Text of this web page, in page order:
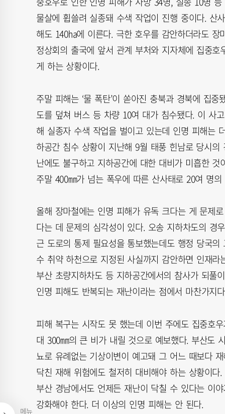
메뉴
물살에 휩쓸려 실종돼 수색 작업이 진행 중이다. 산
해도 140㏊에 이른다. 극한 호우를 감안하더라도
정상회의 출국에 앞서 관계 부처와 지자체에 집중
게 하는 상황이다.
주말 피해는 ‘물 폭탄’이 쏟아진 충북과 경북에 집
도를 덮쳐 버스 등 차량 10여 대가 침수됐다. 이 사
해 실종자 수색 작업을 벌이고 있는데 인명 피해는
하공간 침수 상황이 지난해 9월 태풍 힌남로 당시
난에도 불구하고 지하공간에 대한 대비가 미흡한
주말 400㎜가 넘는 폭우에 따른 산사태로 20여 명
올해 장마철에는 인명 피해가 유독 크다는 게 문제
다는 데 문제의 심각성이 있다. 오송 지하차도의 경
근 도로의 통제 필요성을 통보했는데도 행정 당국
수 취약 하천으로 지정된 사실까지 감안하면 인재
부산 초량지하차도 등 지하공간에서의 참사가 되풀
인명 피해도 반복되는 재난이라는 점에서 마찬가지
피해 복구는 시작도 못 했는데 이번 주에도 집중호
대 300㎜의 큰 비가 내릴 것으로 예보했다. 부산도
뇨로 유례없는 기상이변이 예고돼 그 어느 때보다
닥친 재해 위험에도 철저히 대비해야 하는 상황이
부산 경남에서도 언제든 재난이 닥칠 수 있다는 이
강화해야 한다. 더 이상의 인명 피해는 안 된다.